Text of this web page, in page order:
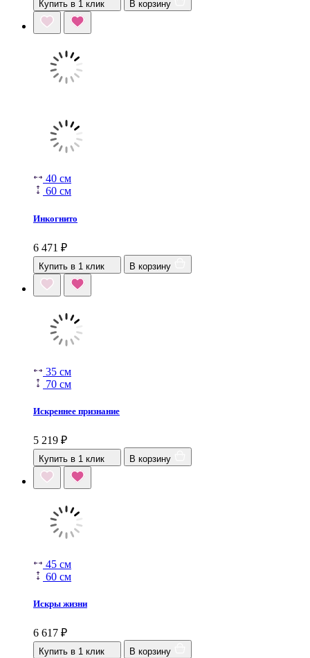
Купить в 1 клик В корзину
40 см
60 см
Инкогнито
6 471 ₽
Купить в 1 клик В корзину
35 см
70 см
Искреннее признание
5 219 ₽
Купить в 1 клик В корзину
45 см
60 см
Искры жизни
6 617 ₽
Купить в 1 клик В корзину